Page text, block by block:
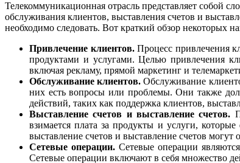
Телекоммуникационная отрасль представляет собой
обслуживания клиентов, выставления счетов и
необходимо следовать. Вот краткий обзор некоторых
Привлечение клиентов.Процесс привлечения
продуктами и услугами. Целью привлечения
включая рекламу, прямой маркетинг и
Обслуживание клиентов. Обслуживание
них есть вопросы или проблемы. Они также
действий, таких как поддержка клиентов,
Выставление счетов и выставление счетов.
взимается плата за продукты и услуги,
выставление счетов и выставление счетов
Сетевые операции. Сетевые операции
Сетевые операции включают в себя множество